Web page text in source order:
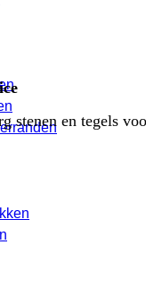
stenen en tegels